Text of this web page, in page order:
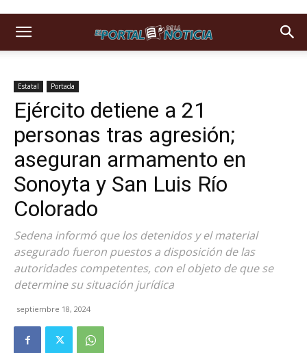
Estatal Portada
Ejército detiene a 21
personas tras agresión;
aseguran armamento en
Sonoyta y San Luis Río
Colorado
Sedena informó que los detenidos y el material
asegurado fueron puestos a disposición de las
autoridades competentes, con el objeto de que se
determine su situación jurídica
septiembre 18, 2024